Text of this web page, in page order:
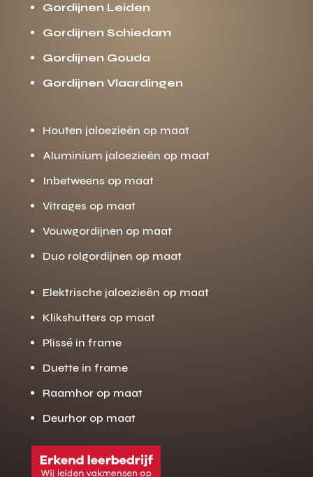
Gordijnen Leiden
Gordijnen Schiedam
Gordijnen Gouda
Gordijnen Vlaardingen
Houten jaloezieën op maat
Aluminium jaloezieën op maat
Inbetweens op maat
Vitrages op maat
Vouwgordijnen op maat
Duo rolgordijnen op maat
Elektrische jaloezieën op maat
Klikshutters op maat
Plissé in frame
Duette in frame
Raamhor op maat
Deurhor op maat